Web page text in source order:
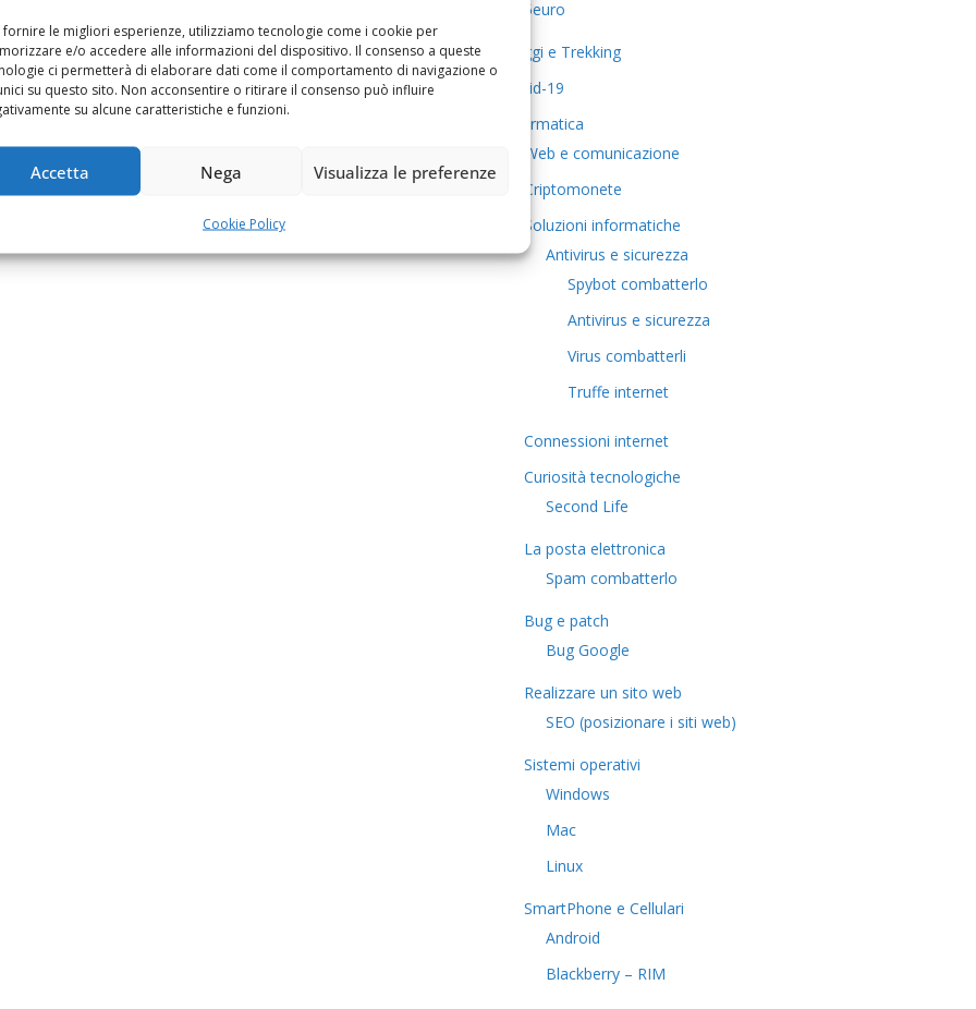
fornire le migliori esperienze, utilizziamo tecnologie come i cookie per
e/o accedere alle informazioni del dispositivo. Il consenso a queste
ci permetterà di elaborare dati come il comportamento di navigazione o
su questo sito. Non acconsentire o ritirare il consenso può influire
su alcune caratteristiche e funzioni.
Accetta Nega Visualizza le preferenze
Cookie Policy
5euro
Viaggi e Trekking
Covid-19
Informatica
Web e comunicazione
Criptomonete
Soluzioni informatiche
Antivirus e sicurezza
Spybot combatterlo
Antivirus e sicurezza
Virus combatterli
Truffe internet
Connessioni internet
Curiosità tecnologiche
​Second Life
La posta elettronica
Spam combatterlo
Bug e patch
Bug Google
Realizzare un sito web
SEO (posizionare i siti web)
Sistemi operativi
Windows
Mac
Linux
SmartPhone e Cellulari
Android
Blackberry – RIM